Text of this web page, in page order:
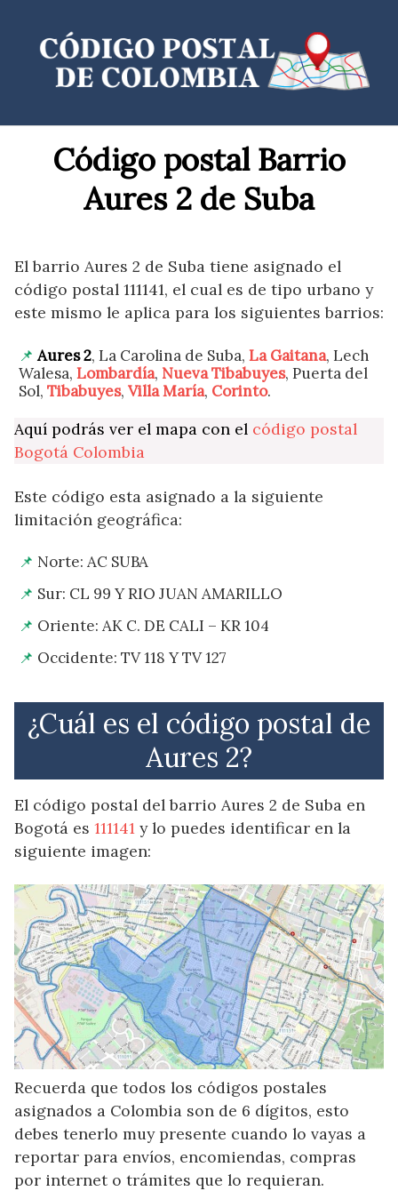
contenido
Código postal Barrio
Aures 2 de Suba
El barrio Aures 2 de Suba tiene asignado el
código postal 111141, el cual es de tipo urbano y
este mismo le aplica para los siguientes barrios:
Aures 2, La Carolina de Suba, La Gaitana, Lech
Walesa, Lombardía, Nueva Tibabuyes, Puerta del
Sol, Tibabuyes, Villa María, Corinto.
Aquí podrás ver el mapa con el código postal
Bogotá Colombia
Este código esta asignado a la siguiente
limitación geográfica:
Norte: AC SUBA
Sur: CL 99 Y RIO JUAN AMARILLO
Oriente: AK C. DE CALI – KR 104
Occidente: TV 118 Y TV 127
¿Cuál es el código postal de
Aures 2?
El código postal del barrio Aures 2 de Suba en
Bogotá es 111141 y lo puedes identificar en la
siguiente imagen:
Recuerda que todos los códigos postales
asignados a Colombia son de 6 dígitos, esto
debes tenerlo muy presente cuando lo vayas a
reportar para envíos, encomiendas, compras
por internet o trámites que lo requieran.